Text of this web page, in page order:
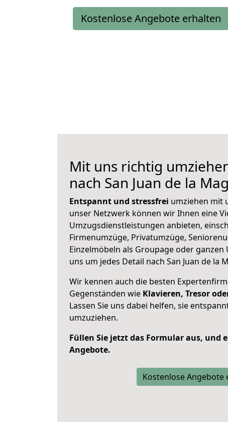
Kostenlose Angebote erhalten
Mit uns richtig
nach San Juan de la
Entspannt und stressfrei umziehen mit
unser Netzwerk können wir Ihnen eine
Umzugsdienstleistungen anbieten,
Firmenumzüge, Privatumzüge,
Einzelmöbeln als Groupage oder
uns um jedes Detail nach San Juan de la
Wir kennen auch die besten
Gegenständen wie Klavieren, Tresor
Lassen Sie uns dabei helfen, sie
umzuziehen.
Füllen Sie jetzt das Formular aus, und
Angebote.
Kostenlose Angebote